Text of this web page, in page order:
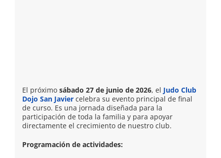
El próximo sábado 27 de junio de 2026, el Judo Club
Dojo San Javier celebra su evento principal de final
de curso. Es una jornada diseñada para la
participación de toda la familia y para apoyar
directamente el crecimiento de nuestro club.
Programación de actividades: